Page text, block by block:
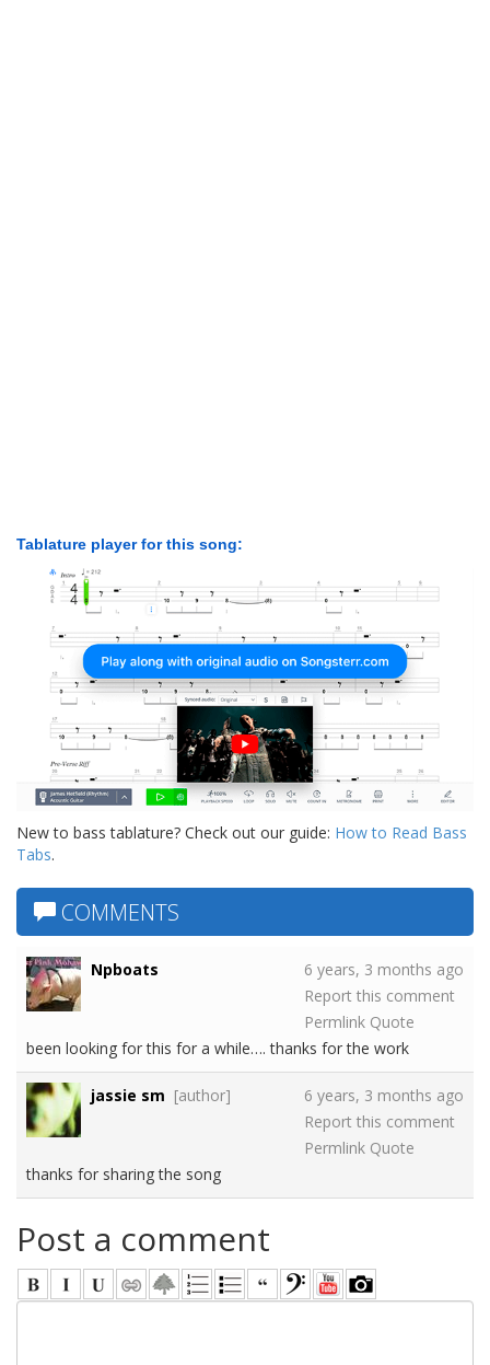
Tablature player for this song:
New to bass tablature? Check out our guide: How to Read Bass
Tabs.
COMMENTS
Npboats
6 years, 3 months ago
Report this comment
Permlink Quote
been looking for this for a while…. thanks for the work
jassie sm [author]
6 years, 3 months ago
Report this comment
Permlink Quote
thanks for sharing the song
Post a comment